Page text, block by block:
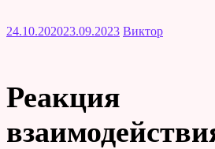
24.10.202023.09.2023 Виктор
Реакция